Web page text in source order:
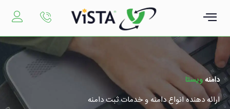
دامنهویستا ‌
ارائه دهنده انواع دامنه و خدمات ثبت دامنه